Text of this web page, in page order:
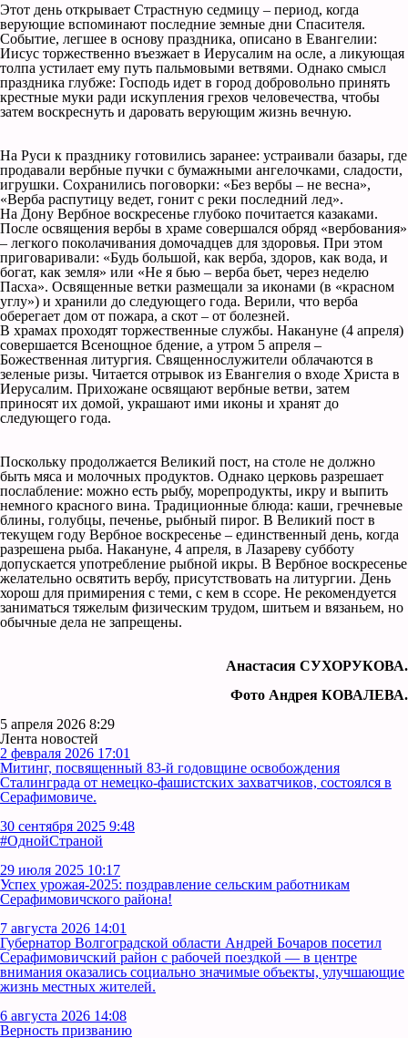
Этот день открывает Страстную седмицу – период, когда
верующие вспоминают последние земные дни Спасителя.
Событие, легшее в основу праздника, описано в Евангелии:
Иисус торжественно въезжает в Иерусалим на осле, а ликующая
толпа устилает ему путь пальмовыми ветвями. Однако смысл
праздника глубже: Господь идет в город добровольно принять
крестные муки ради искупления грехов человечества, чтобы
затем воскреснуть и даровать верующим жизнь вечную.
На Руси к празднику готовились заранее: устраивали базары, где
продавали вербные пучки с бумажными ангелочками, сладости,
игрушки. Сохранились поговорки: «Без вербы – не весна»,
«Верба распутицу ведет, гонит с реки последний лед».
На Дону Вербное воскресенье глубоко почитается казаками.
После освящения вербы в храме совершался обряд «вербования»
– легкого поколачивания домочадцев для здоровья. При этом
приговаривали: «Будь большой, как верба, здоров, как вода, и
богат, как земля» или «Не я бью – верба бьет, через неделю
Пасха». Освященные ветки размещали за иконами (в «красном
углу») и хранили до следующего года. Верили, что верба
оберегает дом от пожара, а скот – от болезней.
В храмах проходят торжественные службы. Накануне (4 апреля)
совершается Всенощное бдение, а утром 5 апреля –
Божественная литургия. Священнослужители облачаются в
зеленые ризы. Читается отрывок из Евангелия о входе Христа в
Иерусалим. Прихожане освящают вербные ветви, затем
приносят их домой, украшают ими иконы и хранят до
следующего года.
Поскольку продолжается Великий пост, на столе не должно
быть мяса и молочных продуктов. Однако церковь разрешает
послабление: можно есть рыбу, морепродукты, икру и выпить
немного красного вина. Традиционные блюда: каши, гречневые
блины, голубцы, печенье, рыбный пирог. В Великий пост в
текущем году Вербное воскресенье – единственный день, когда
разрешена рыба. Накануне, 4 апреля, в Лазареву субботу
допускается употребление рыбной икры. В Вербное воскресенье
желательно освятить вербу, присутствовать на литургии. День
хорош для примирения с теми, с кем в ссоре. Не рекомендуется
заниматься тяжелым физическим трудом, шитьем и вязаньем, но
обычные дела не запрещены.
Анастасия СУХОРУКОВА.
Фото Андрея КОВАЛЕВА.
5 апреля 2026 8:29
Лента новостей
2 февраля 2026 17:01
Митинг, посвященный 83-й годовщине освобождения
Сталинграда от немецко-фашистских захватчиков, состоялся в
Серафимовиче.
30 сентября 2025 9:48
#ОднойСтраной
29 июля 2025 10:17
Успех урожая-2025: поздравление сельским работникам
Серафимовичского района!
7 августа 2026 14:01
Губернатор Волгоградской области Андрей Бочаров посетил
Серафимовичский район с рабочей поездкой — в центре
внимания оказались социально значимые объекты, улучшающие
жизнь местных жителей.
6 августа 2026 14:08
Верность призванию